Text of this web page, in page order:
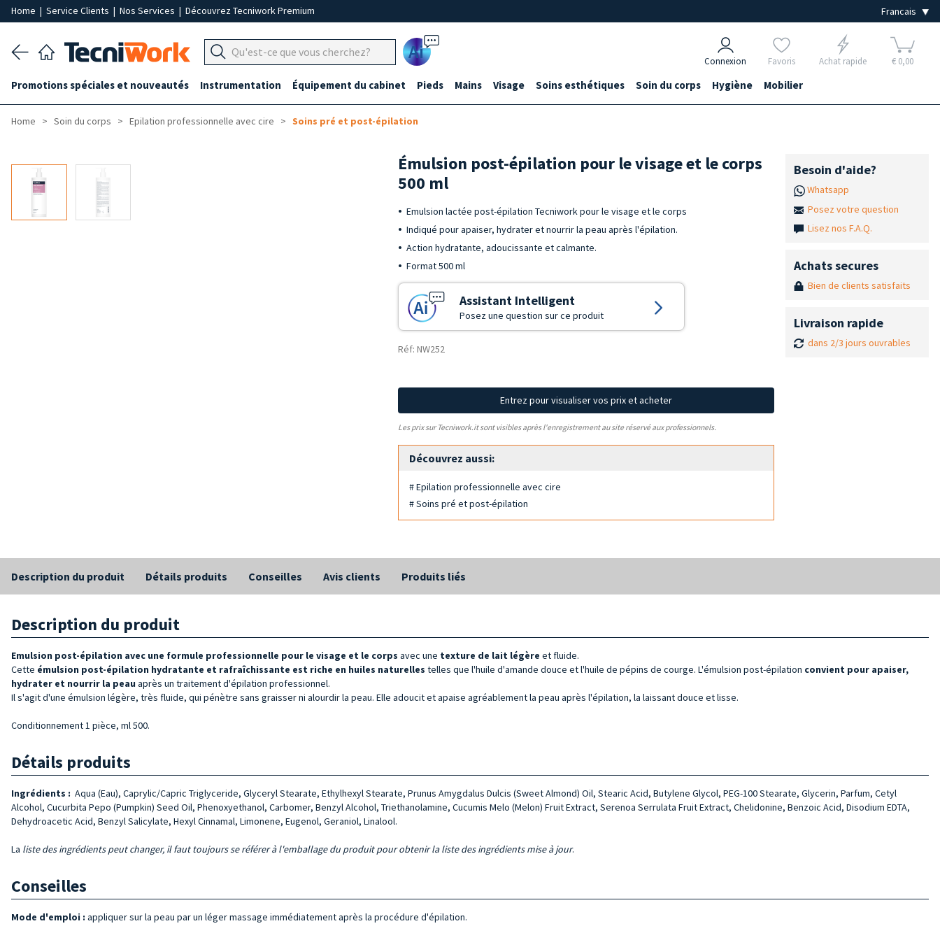
Home | Service Clients | Nos Services | Découvrez Tecniwork Premium
Ai Connexion Favoris Achat rapide € 0,00
Promotions spéciales et nouveautés Instrumentation Équipement du cabinet Pieds Mains Visage Soins esthétiques Soin du corps Hygiène Mobilier
Home Soin du corps Epilation professionnelle avec cire Soins pré et post-épilation
Émulsion post-épilation pour le visage et le corps
500 ml
Emulsion lactée post-épilation Tecniwork pour le visage et le corps
Indiqué pour apaiser, hydrater et nourrir la peau après l'épilation.
Action hydratante, adoucissante et calmante.
Format 500 ml
Assistant Intelligent
Posez une question sur ce produit
Réf: NW252
Entrez pour visualiser vos prix et acheter
Les prix sur Tecniwork.it sont visibles après l'enregistrement au site réservé aux professionnels.
Découvrez aussi:
# Epilation professionnelle avec cire
# Soins pré et post-épilation
Besoin d'aide?
Whatsapp
Posez votre question
Lisez nos F.A.Q.
Achats secures
Bien de clients satisfaits
Livraison rapide
dans 2/3 jours ouvrables
Description du produit Détails produits Conseilles Avis clients Produits liés
Description du produit
Emulsion post-épilation avec une formule professionnelle pour le visage et le corps avec une texture de lait légère et fluide.
Cette émulsion post-épilation hydratante et rafraîchissante est riche en huiles naturelles telles que l'huile d'amande douce et l'huile de pépins de courge. L'émulsion post-épilation convient pour apaiser,
hydrater et nourrir la peau après un traitement d'épilation professionnel.
Il s'agit d'une émulsion légère, très fluide, qui pénètre sans graisser ni alourdir la peau. Elle adoucit et apaise agréablement la peau après l'épilation, la laissant douce et lisse.
Conditionnement 1 pièce, ml 500.
Détails produits
Ingrédients : Aqua (Eau), Caprylic/Capric Triglyceride, Glyceryl Stearate, Ethylhexyl Stearate, Prunus Amygdalus Dulcis (Sweet Almond) Oil, Stearic Acid, Butylene Glycol, PEG-100 Stearate, Glycerin, Parfum, Cetyl
Alcohol, Cucurbita Pepo (Pumpkin) Seed Oil, Phenoxyethanol, Carbomer, Benzyl Alcohol, Triethanolamine, Cucumis Melo (Melon) Fruit Extract, Serenoa Serrulata Fruit Extract, Chelidonine, Benzoic Acid, Disodium EDTA,
Dehydroacetic Acid, Benzyl Salicylate, Hexyl Cinnamal, Limonene, Eugenol, Geraniol, Linalool.
La liste des ingrédients peut changer, il faut toujours se référer à l'emballage du produit pour obtenir la liste des ingrédients mise à jour.
Conseilles
Mode d'emploi : appliquer sur la peau par un léger massage immédiatement après la procédure d'épilation.